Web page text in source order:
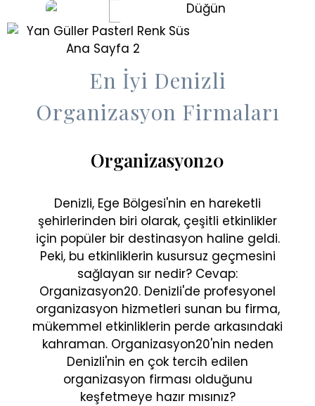
En İyi Denizli
Organizasyon Firmaları
Organizasyon20
Denizli, Ege Bölgesi'nin en hareketli
şehirlerinden biri olarak, çeşitli etkinlikler
için popüler bir destinasyon haline geldi.
Peki, bu etkinliklerin kusursuz geçmesini
sağlayan sır nedir? Cevap:
Organizasyon20. Denizli'de profesyonel
organizasyon hizmetleri sunan bu firma,
mükemmel etkinliklerin perde arkasındaki
kahraman. Organizasyon20'nin neden
Denizli'nin en çok tercih edilen
organizasyon firması olduğunu
keşfetmeye hazır mısınız?